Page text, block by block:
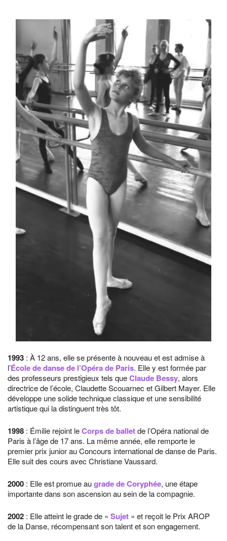
1993 : À 12 ans, elle se présente à nouveau et est admise à
l’École de danse de l’Opéra de Paris. Elle y est formée par
des professeurs prestigieux tels queClaude Bessy, alors
directrice de l’école, Claudette Scouarnec et Gilbert Mayer. Elle
développe une solide technique classique et une sensibilité
artistique qui la distinguent très tôt.
1998 : Émilie rejoint leCorps de balletde l’Opéra national de
Paris à l’âge de 17 ans. La même année, elle remporte le
premier prix junior au Concours international de danse de Paris.
Elle suit des cours avec Christiane Vaussard.
2000 : Elle est promue augrade de Coryphée, une étape
importante dans son ascension au sein de la compagnie.
2002 : Elle atteint le grade de « Sujet » et reçoit le Prix AROP
de la Danse, récompensant son talent et son engagement.